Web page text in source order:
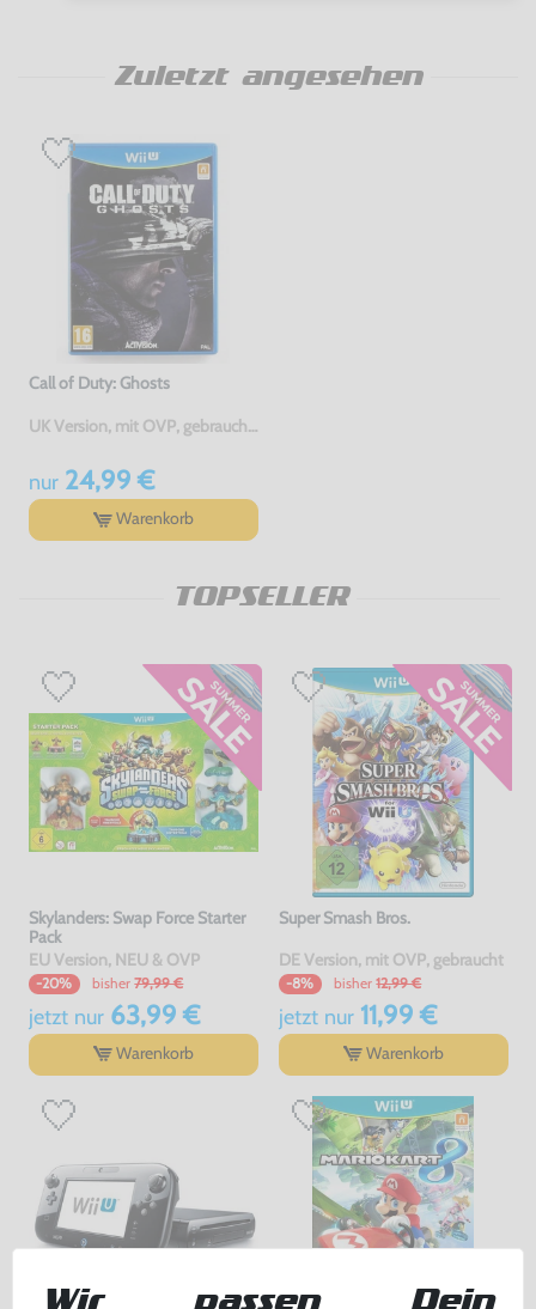
Zuletzt angesehen
Call of Duty: Ghosts
UK Version, mit OVP, gebraucht, USK18
nur24,99 €
Warenkorb
TOPSELLER
Skylanders: Swap Force Starter
Pack
EU Version, NEU & OVP
-20% bisher 79,99 €
jetzt nur63,99 €
Warenkorb
Super Smash Bros.
DE Version, mit OVP, gebraucht
-8% bisher 12,99 €
jetzt nur11,99 €
Warenkorb
Wir passen Dein